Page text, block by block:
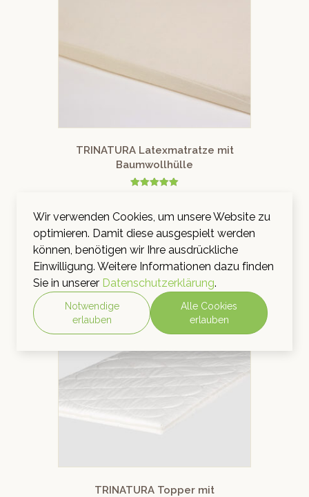
TRINATURA Latexmatratze mit
Baumwollhülle
AUSFÜHRUNG WÄHLEN
TRINATURA Topper mit
Wir verwenden Cookies, um unsere Website zu
optimieren. Damit diese ausgespielt werden
können, benötigen wir Ihre ausdrückliche
Einwilligung. Weitere Informationen dazu finden
Sie in unserer Datenschutzerklärung.
Notwendige
erlauben
Alle Cookies
erlauben